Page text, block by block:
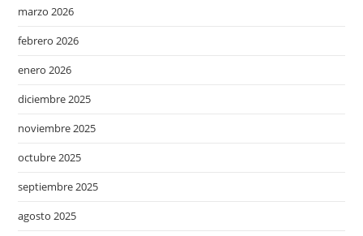
marzo 2026
febrero 2026
enero 2026
diciembre 2025
noviembre 2025
octubre 2025
septiembre 2025
agosto 2025